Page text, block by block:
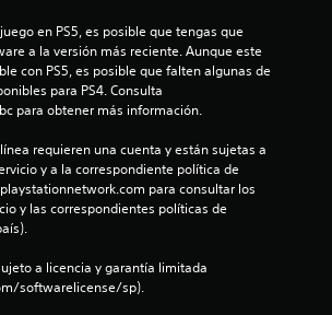
t
r
l
l
en PS5, es posible que tengas que
a la versión más reciente. Aunque este
con PS5, es posible que falten algunas de
para PS4. Consulta
para obtener más información.
requieren una cuenta y están sujetas a
y a la correspondiente política de
para consultar los
y las correspondientes políticas de
a licencia y garantía limitada
softwarelicense/sp).